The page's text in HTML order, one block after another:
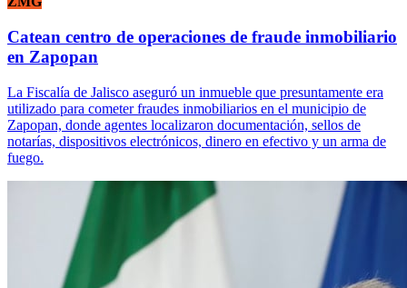
Catean centro de operaciones de fraude inmobiliario
en Zapopan
La Fiscalía de Jalisco aseguró un inmueble que presuntamente era
utilizado para cometer fraudes inmobiliarios en el municipio de
Zapopan, donde agentes localizaron documentación, sellos de
notarías, dispositivos electrónicos, dinero en efectivo y un arma de
fuego.